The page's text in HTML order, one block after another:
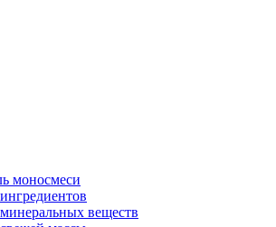
моносмеси
веществ